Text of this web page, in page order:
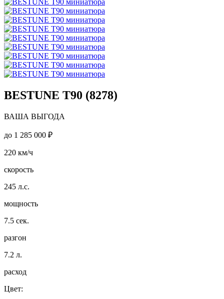
BESTUNE T90 (8278)
ВАША ВЫГОДА
до 1 285 000 ₽
220 км/ч
скорость
245 л.с.
мощность
7.5 сек.
разгон
7.2 л.
расход
Цвет: